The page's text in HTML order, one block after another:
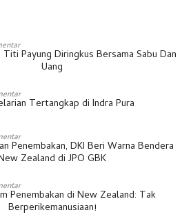
Payung Diringkus Bersama Sabu Dan
Uang
Tertangkap di Indra Pura
Penembakan, DKI Beri Warna Bendera
Zealand di JPO GBK
Penembakan di New Zealand: Tak
Berperikemanusiaan!